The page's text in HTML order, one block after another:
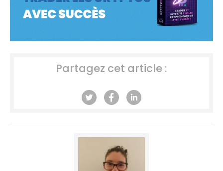
Partagez cet article :